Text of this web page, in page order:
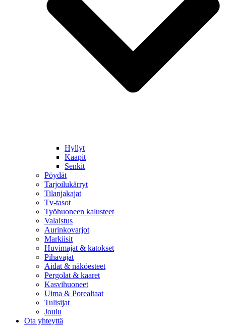
Hyllyt
Kaapit
Senkit
Pöydät
Tarjoilukärryt
Tilanjakajat
Tv-tasot
Työhuoneen kalusteet
Valaistus
Aurinkovarjot
Markiisit
Huvimajat & katokset
Pihavajat
Aidat & näköesteet
Pergolat & kaaret
Kasvihuoneet
Uima & Porealtaat
Tulisijat
Joulu
Ota yhteyttä